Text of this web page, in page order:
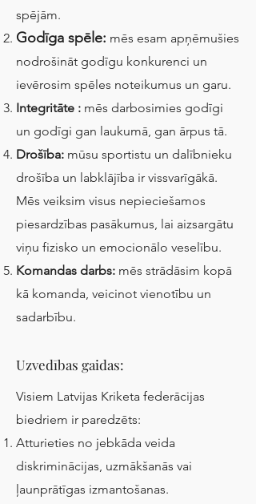
spējām.
Godīga spēle: mēs esam apņēmušies
nodrošināt godīgu konkurenci un
ievērosim spēles noteikumus un garu.
Integritāte : mēs darbosimies godīgi
un godīgi gan laukumā, gan ārpus tā.
Drošība: mūsu sportistu un dalībnieku
drošība un labklājība ir vissvarīgākā.
Mēs veiksim visus nepieciešamos
piesardzības pasākumus, lai aizsargātu
viņu fizisko un emocionālo veselību.
Komandas darbs: mēs strādāsim kopā
kā komanda, veicinot vienotību un
sadarbību.
Uzvedības gaidas:
Visiem Latvijas Kriketa federācijas
biedriem ir paredzēts:
Atturieties no jebkāda veida
diskriminācijas, uzmākšanās vai
ļaunprātīgas izmantošanas.